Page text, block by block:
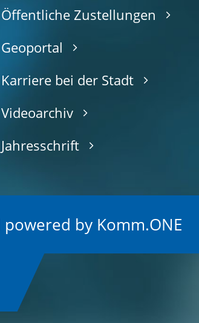
Öffentliche Zustellungen
Geoportal
Karriere bei der Stadt
Videoarchiv
Jahresschrift
powered by Komm.ONE